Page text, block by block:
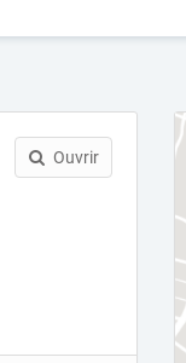
Ouvrir